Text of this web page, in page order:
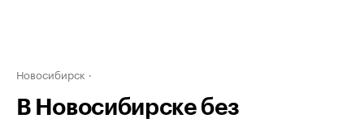
Новосибирск
В Новосибирске без